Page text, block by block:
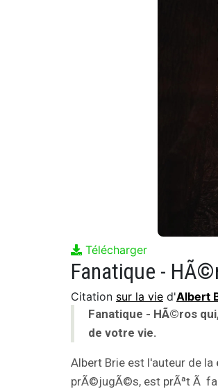
Télécharger
Citation sur la vie d'Albert
Fanatique - HÃ©ros
de votre vie.
Albert Brie est l'auteur de la
prÃ©jugÃ©s, est prÃªt Ã